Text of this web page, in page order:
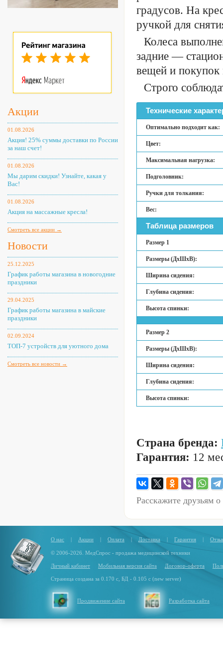
Акции
01.08.2026
Акция! 25% суммы доставки по России
за наш счет!
01.08.2026
Мы дарим скидки! Узнайте, какая у
Вас!
01.08.2026
Акция на массажные кресла!
Смотреть все акции →
Новости
25.12.2025
График работы магазина в новогодние
праздники
29.04.2025
График работы магазина в майские
праздники
02.09.2024
ТОП-7 устройств для уютного дома
Смотреть все новости →
градусов. На
ручкой для
Колеса
задние —
вещей и покупок
Строго
Технические
Оптимально подходит как:
Цвет:
Максимальная нагрузка:
Подголовник:
Ручки для толкания:
Вес:
Таблица размеров
Размер 1
Размеры (ДхШхВ):
Ширина сидения:
Глубина сидения:
Высота спинки:
Размер 2
Размеры (ДхШхВ):
Ширина сидения:
Глубина сидения:
Высота спинки:
Страна бренда:
Гарантия: 12
Расскажите друзьям
О нас | Акции | Оплата | Доставка | Гарантия |
© 2006-2026. МедСпрос - продажа медицинской техники
Личный кабинет Мобильная версия сайта Договор-оферта
Страница создана за 0.170 с, БД - 0.105 с (new server)
Продвижение сайта Разработка сайта